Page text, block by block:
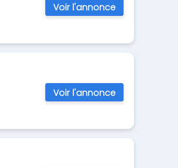
Voir l'annonce
Voir l'annonce